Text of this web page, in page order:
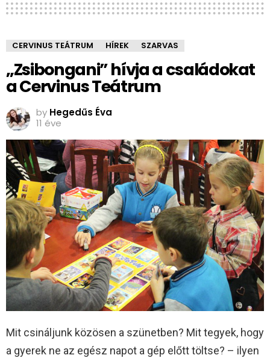
CERVINUS TEÁTRUM HÍREK SZARVAS
„Zsibongani” hívja a családokat
a Cervinus Teátrum
by Hegedűs Éva
11 éve
Mit csináljunk közösen a szünetben? Mit tegyek, hogy
a gyerek ne az egész napot a gép előtt töltse? – ilyen